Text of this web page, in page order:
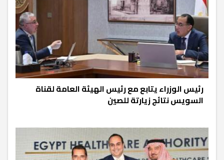
رئيس الوزراء يتابع مع رئيس الهيئة العامة لقناة
السويس نتائج زيارتة للصين